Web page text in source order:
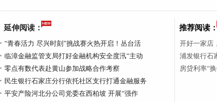
延伸阅读：
“青春活力 尽兴时刻”挑战赛火热开启！丛台活
临漳金融监管支局打好金融机构安全度汛“主动
零点有数代表赴黄山参加战略合作考察
民生银行石家庄分行依托社区支行打通金融服务
平安产险河北分公司党委在西柏坡 开展“强作
推荐阅读
开好一家店
浦发银行石
房贷利率“